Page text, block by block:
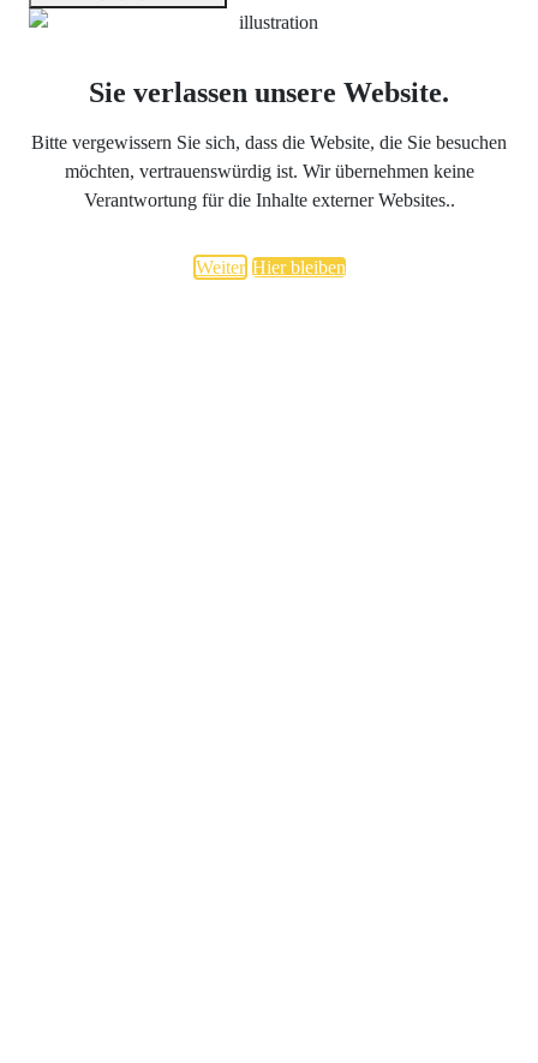
Sie verlassen unsere Website.
Bitte vergewissern Sie sich, dass die Website, die Sie besuchen
möchten, vertrauenswürdig ist. Wir übernehmen keine
Verantwortung für die Inhalte externer Websites..
Weiter Hier bleiben